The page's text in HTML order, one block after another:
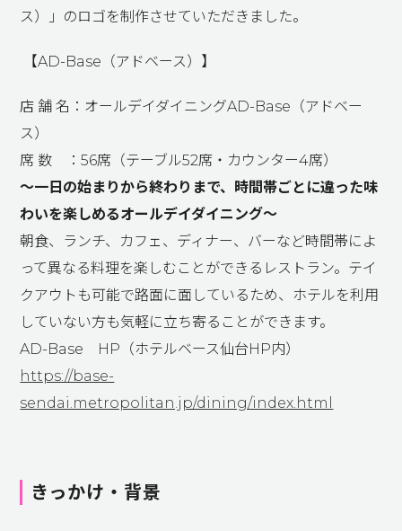
ス）」のロゴを制作させていただきました。
【AD-Base （アドベース）】
店 舗 名：オールデイダイニングAD-Base （アドベー
ス）
席 数 ：56席（テーブル52席・カウンター4席）
～一日の始まりから終わりまで、時間帯ごとに違った味
わいを楽しめるオールデイダイニング～
朝食、ランチ、カフェ、ディナー、バーなど時間帯によ
って異なる料理を楽しむことができるレストラン。テイ
クアウトも可能で路面に面しているため、ホテルを利用
していない方も気軽に立ち寄ることができます。
AD-Base
HP （ホテルベース仙台HP内）
https://base-
sendai.metropolitan.jp/dining/index.html
きっかけ・背景